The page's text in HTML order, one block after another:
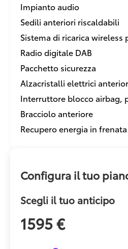
Impianto audio
Sedili anteriori riscaldabili
Sistema di ricarica wireless
Radio digitale DAB
Pacchetto sicurezza
Alzacristalli elettrici
Interruttore blocco airbag,
Bracciolo anteriore
Recupero energia in frenata
Configura il tuo
Scegli il tuo anticipo
1595 €